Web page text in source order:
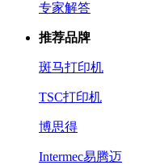
专家解答
推荐品牌
斑马打印机
TSC打印机
博思得
Intermec易腾迈